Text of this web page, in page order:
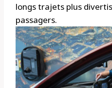
longs trajets plus
passagers.